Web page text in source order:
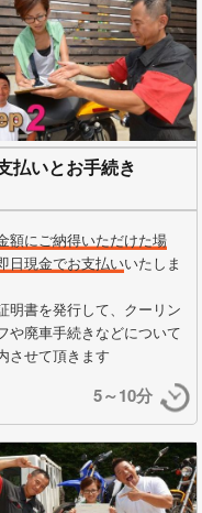
払いとお手続き
額にご納得いただけた場
日現金でお支払いいたしま
明書を発行して、クーリン
や廃車手続きなどについて
させて頂きます
5～10分